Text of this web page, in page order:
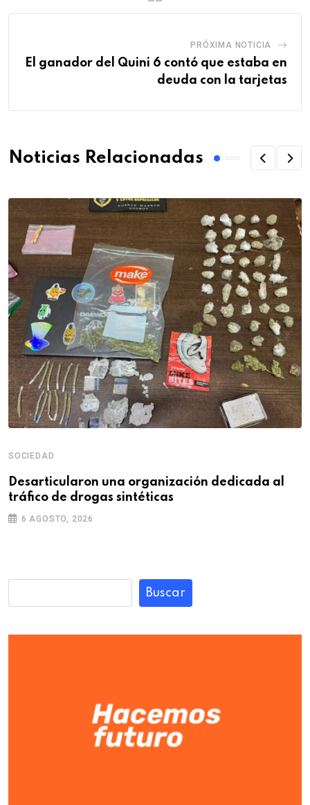
PRÓXIMA NOTICIA
El ganador del Quini 6 contó que estaba en
deuda con la tarjetas
Noticias Relacionadas
SOCIEDAD
Desarticularon una organización dedicada al
tráfico de drogas sintéticas
6 AGOSTO, 2026
Buscar